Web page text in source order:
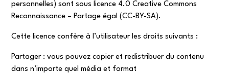
personnelles) sont sous licence 4.0 Creative Commons
Reconnaissance – Partage égal (CC-BY-SA).
Cette licence confère à l’utilisateur les droits suivants :
Partager : vous pouvez copier et redistribuer du contenu
dans n’importe quel média et format